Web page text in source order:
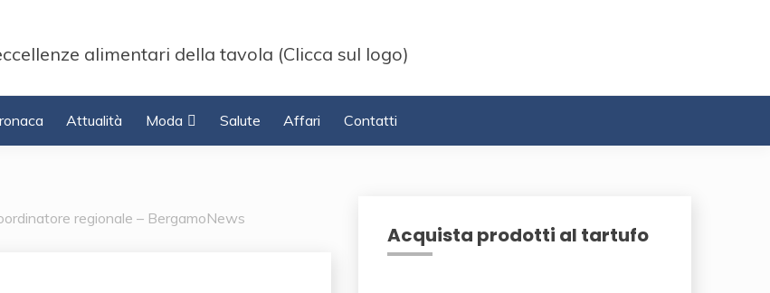
alimentari della tavola (Clicca sul logo)
Attualità Moda Salute Affari Contatti
regionale – BergamoNews
Acquista prodotti al tartufo